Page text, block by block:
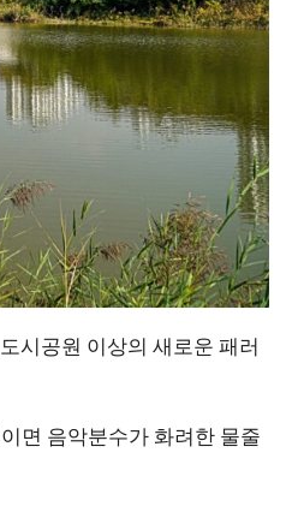
시공원 이상의 새로운 패러
면 음악분수가 화려한 물줄